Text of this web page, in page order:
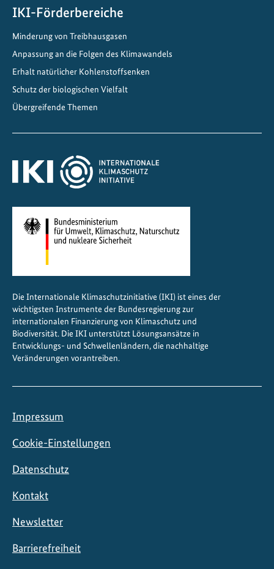
IKI-Förderbereiche
Minderung von Treibhausgasen
Anpassung an die Folgen des Klimawandels
Erhalt natürlicher Kohlenstoffsenken
Schutz der biologischen Vielfalt
Übergreifende Themen
Die Internationale Klimaschutzinitiative (IKI) ist eines der
wichtigsten Instrumente der Bundesregierung zur
internationalen Finanzierung von Klimaschutz und
Biodiversität. Die IKI unterstützt Lösungsansätze in
Entwicklungs- und Schwellenländern, die nachhaltige
Veränderungen vorantreiben.
Impressum
Cookie-Einstellungen
Datenschutz
Kontakt
Newsletter
Barrierefreiheit